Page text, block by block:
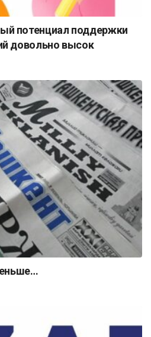
потенциал поддержки
довольно высок